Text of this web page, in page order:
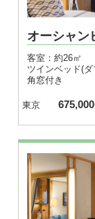
オーシャン
客室：約26㎡
ツインベッド(
角窓付き
東京